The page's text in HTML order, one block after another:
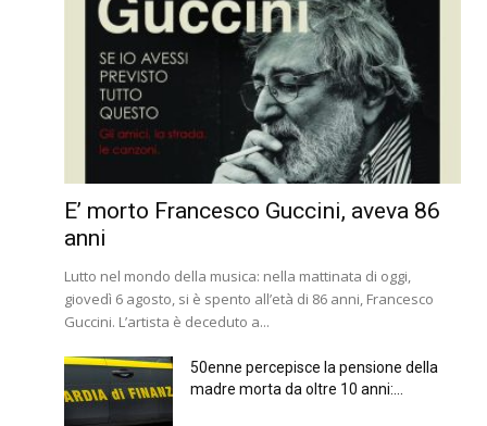
E’ morto Francesco Guccini, aveva 86
anni
Lutto nel mondo della musica: nella mattinata di oggi,
giovedì 6 agosto, si è spento all’età di 86 anni, Francesco
Guccini. L’artista è deceduto a...
50enne percepisce la pensione della
madre morta da oltre 10 anni:...